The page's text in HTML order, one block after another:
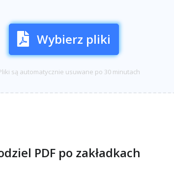
Wybierz pliki
są automatycznie usuwane po 30 minutach
PDF po zakładkach